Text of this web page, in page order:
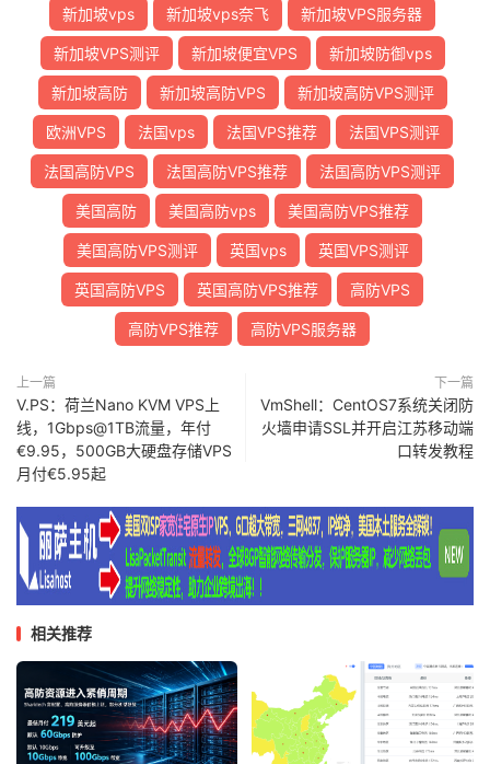
新加坡vps 新加坡vps奈飞 新加坡VPS服务器
新加坡VPS测评 新加坡便宜VPS 新加坡防御vps
新加坡高防 新加坡高防VPS 新加坡高防VPS测评
欧洲VPS 法国vps 法国VPS推荐 法国VPS测评
法国高防VPS 法国高防VPS推荐 法国高防VPS测评
美国高防 美国高防vps 美国高防VPS推荐
美国高防VPS测评 英国vps 英国VPS测评
英国高防VPS 英国高防VPS推荐 高防VPS
高防VPS推荐 高防VPS服务器
上一篇
V.PS：荷兰Nano KVM VPS上
线，1Gbps@1TB流量，年付
€9.95，500GB大硬盘存储VPS
月付€5.95起
下一篇
VmShell：CentOS7系统关闭防
火墙申请SSL并开启江苏移动端
口转发教程
相关推荐